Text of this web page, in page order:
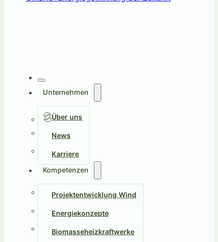
Unternehmen
Über uns
News
Karriere
Kompetenzen
Projektentwicklung Wind
Energiekonzepte
Biomasseheizkraftwerke